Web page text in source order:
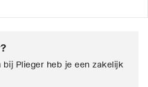
?
Plieger heb je een zakelijk